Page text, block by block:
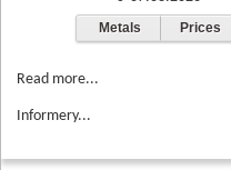
Metals Prices
Read more...
Informery...